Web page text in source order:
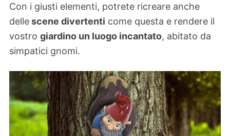
Con i giusti elementi, potrete ricreare anche
dellescene divertenti come questa e rendere il
vostro giardino un luogo incantato, abitato da
simpatici gnomi.